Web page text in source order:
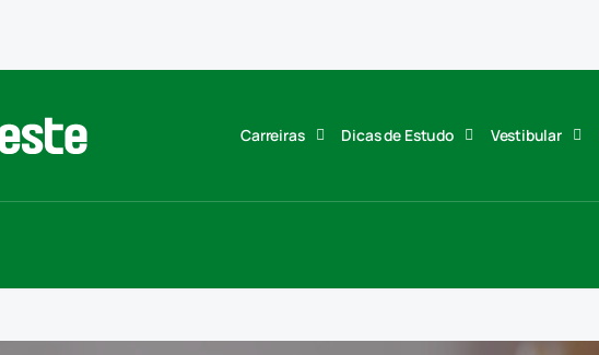
Carreiras Dicas de Estudo Vestibular